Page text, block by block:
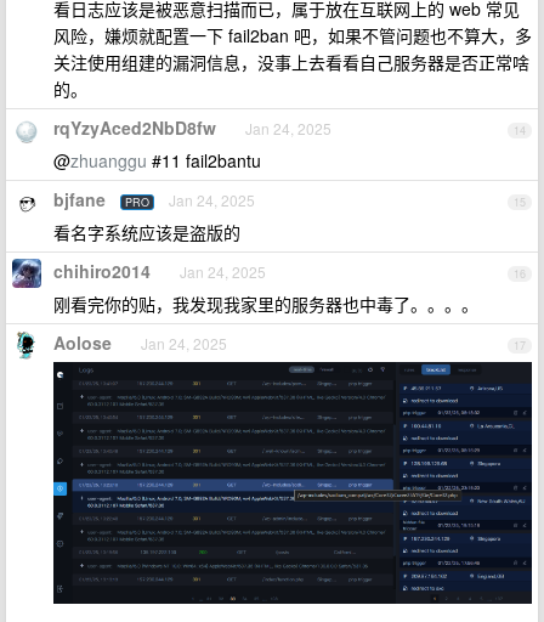
看日志应该是被恶意扫描而已，属于放在互联网上的 web 常见
风险，嫌烦就配置一下 fail2ban 吧，如果不管问题也不算大，多
关注使用组建的漏洞信息，没事上去看看自己服务器是否正常啥
的。
14
rqYzyAced2NbD8fw Jan 24, 2025
@zhuanggu #11 fail2bantu
15
bjfane PRO Jan 24, 2025
看名字系统应该是盗版的
16
chihiro2014 Jan 24, 2025
刚看完你的贴，我发现我家里的服务器也中毒了。。。。
17
Aolose Jan 24, 2025